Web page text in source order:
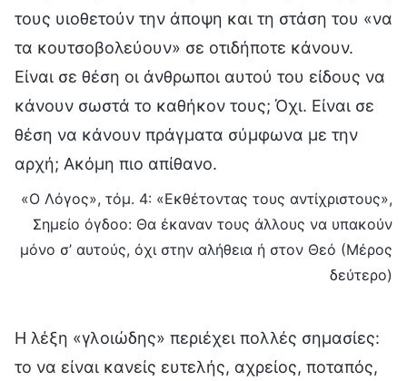
τους υιοθετούν την άποψη και τη στάση του «να
τα κουτσοβολεύουν» σε οτιδήποτε κάνουν.
Είναι σε θέση οι άνθρωποι αυτού του είδους να
κάνουν σωστά το καθήκον τους; Όχι. Είναι σε
θέση να κάνουν πράγματα σύμφωνα με την
αρχή; Ακόμη πιο απίθανο.
«Ο Λόγος», τόμ. 4: «Εκθέτοντας τους αντίχριστους»,
Σημείο όγδοο: Θα έκαναν τους άλλους να υπακούν
μόνο σ’ αυτούς, όχι στην αλήθεια ή στον Θεό (Μέρος
δεύτερο)
Η λέξη «γλοιώδης» περιέχει πολλές σημασίες:
το να είναι κανείς ευτελής, αχρείος, ποταπός,